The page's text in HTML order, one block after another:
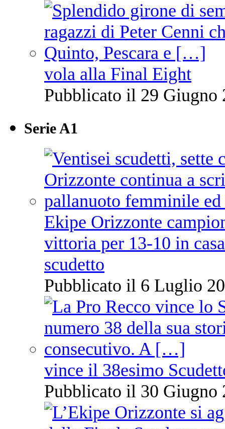
vola alla Final Eight
Pubblicato il 29 Giugno
Serie A1
Ekipe Orizzonte
vittoria per 13-10 in
scudetto
Pubblicato il 6 Luglio
vince il 38esimo
Pubblicato il 30 Giugno